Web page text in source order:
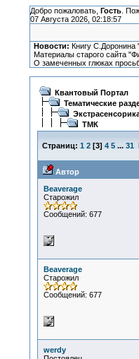
Добро пожаловать, Гость.
07 Августа 2026, 02:18:57
Новости: Книгу С.Доронина
Материалы старого сайта
О замеченных глюках
Квантовый Портал
Тематические
ТМК
Страниц: 1 2[3] 4 5 ... 31
Автор
Beaverage
Старожил
Сообщений: 677
Beaverage
Старожил
Сообщений: 677
werdy